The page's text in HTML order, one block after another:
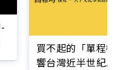
買不起的「單程
響台灣近半世紀